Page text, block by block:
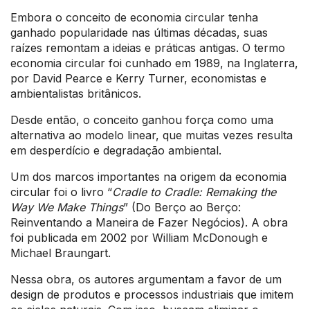
Embora o conceito de economia circular tenha
ganhado popularidade nas últimas décadas, suas
raízes remontam a ideias e práticas antigas. O termo
economia circular foi cunhado em 1989, na Inglaterra,
por David Pearce e Kerry Turner, economistas e
ambientalistas britânicos.
Desde então, o conceito ganhou força como uma
alternativa ao modelo linear, que muitas vezes resulta
em desperdício e degradação ambiental.
Um dos marcos importantes na origem da economia
circular foi o livro “Cradle to Cradle: Remaking the
Way We Make Things” (Do Berço ao Berço:
Reinventando a Maneira de Fazer Negócios). A obra
foi publicada em 2002 por William McDonough e
Michael Braungart.
Nessa obra, os autores argumentam a favor de um
design de produtos e processos industriais que imitem